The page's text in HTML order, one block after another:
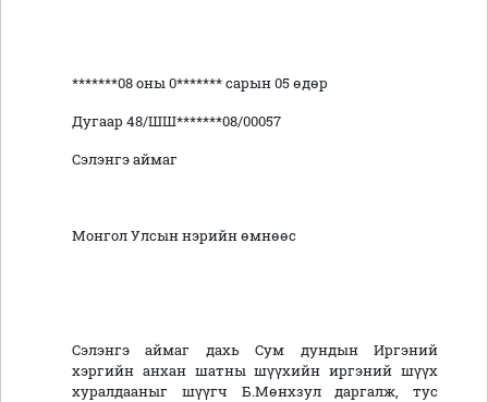
*******08 оны 0******* сарын 05 өдөр
Дугаар 48/ШШ*******08/00057
Сэлэнгэ аймаг
Монгол Улсын нэрийн өмнөөс
Сэлэнгэ аймаг дахь Сум дундын Иргэний
хэргийн анхан шатны шүүхийн иргэний шүүх
хуралдааныг шүүгч Б.Мөнхзул даргалж, тус